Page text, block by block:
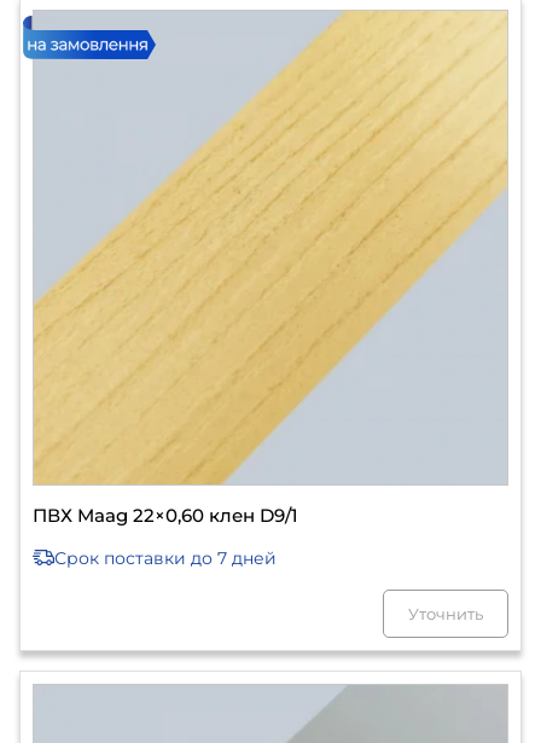
ПВХ Maag 22×0,60 клен D9/1
Срок поставки до 7 дней
Уточнить